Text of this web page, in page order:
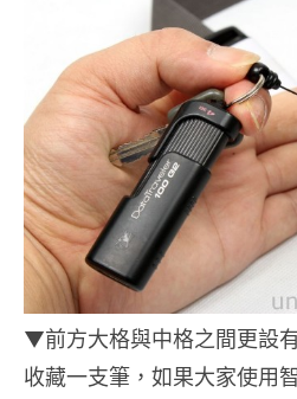
▼前方大格與中格之間更設
收藏一支筆，如果大家使用